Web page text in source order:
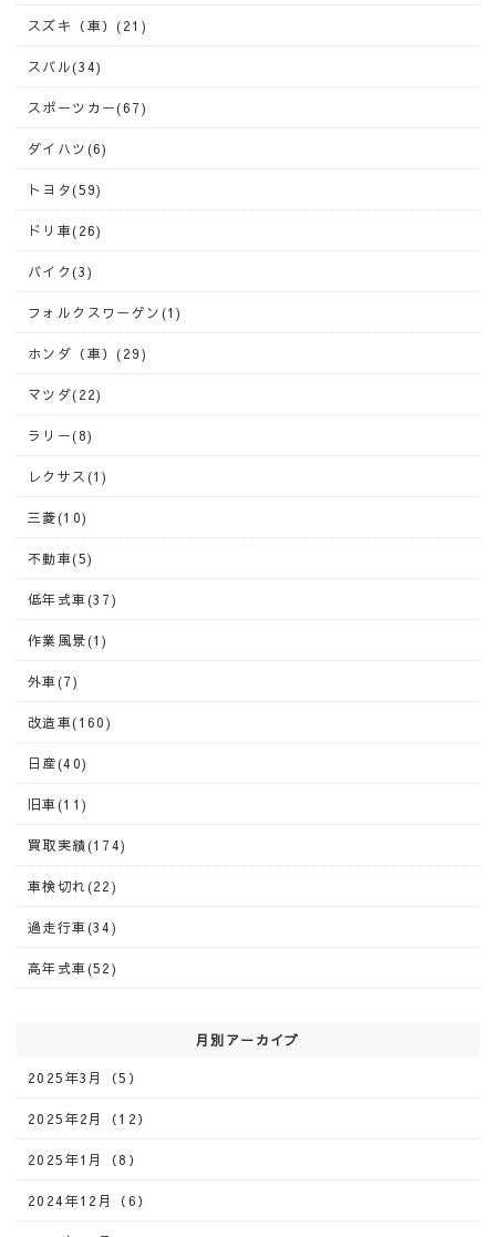
スズキ（車）(21)
スバル(34)
スポーツカー(67)
ダイハツ(6)
トヨタ(59)
ドリ車(26)
バイク(3)
フォルクスワーゲン(1)
ホンダ（車）(29)
マツダ(22)
ラリー(8)
レクサス(1)
三菱(10)
不動車(5)
低年式車(37)
作業風景(1)
外車(7)
改造車(160)
日産(40)
旧車(11)
買取実績(174)
車検切れ(22)
過走行車(34)
高年式車(52)
月別アーカイブ
2025年3月（5）
2025年2月（12）
2025年1月（8）
2024年12月（6）